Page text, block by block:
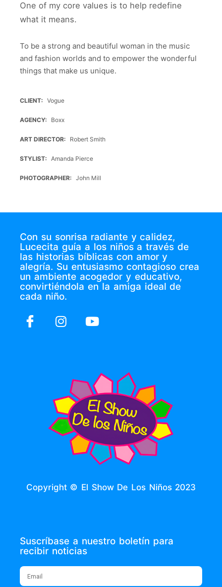
One of my core values is to help redefine
what it means.
To be a strong and beautiful woman in the music
and fashion worlds and to empower the wonderful
things that make us unique.
CLIENT Vogue
AGENCY Boxx
ART DIRECTOR Robert Smith
STYLIST Amanda Pierce
PHOTOGRAPHER John Mill
Con su sonrisa radiante y calidez,
Lucecita guía a los niños a través de
las historias bíblicas con amor y
alegría. Su entusiasmo contagioso crea
un ambiente acogedor y educativo,
convirtiéndola en la amiga ideal de
cada niño.
Copyright © El Show De Los Niños 2023
Suscríbase a nuestro boletín para
recibir noticias